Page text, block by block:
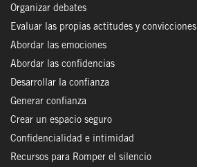
Organizar debates
Evaluar las propias actitudes y convicciones
Abordar las emociones
Abordar las confidencias
Desarrollar la confianza
Generar confianza
Crear un espacio seguro
Confidencialidad e intimidad
Recursos para Romper el silencio